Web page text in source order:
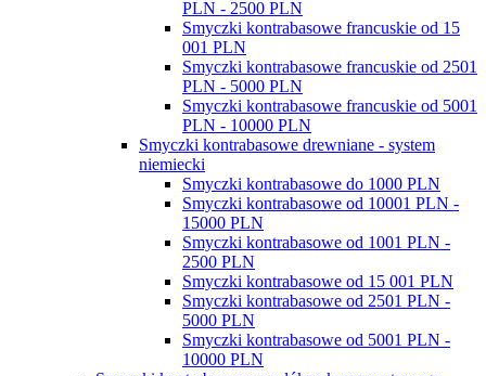
PLN - 2500 PLN
Smyczki kontrabasowe francuskie od 15
001 PLN
Smyczki kontrabasowe francuskie od 2501
PLN - 5000 PLN
Smyczki kontrabasowe francuskie od 5001
PLN - 10000 PLN
Smyczki kontrabasowe drewniane - system
niemiecki
Smyczki kontrabasowe do 1000 PLN
Smyczki kontrabasowe od 10001 PLN -
15000 PLN
Smyczki kontrabasowe od 1001 PLN -
2500 PLN
Smyczki kontrabasowe od 15 001 PLN
Smyczki kontrabasowe od 2501 PLN -
5000 PLN
Smyczki kontrabasowe od 5001 PLN -
10000 PLN